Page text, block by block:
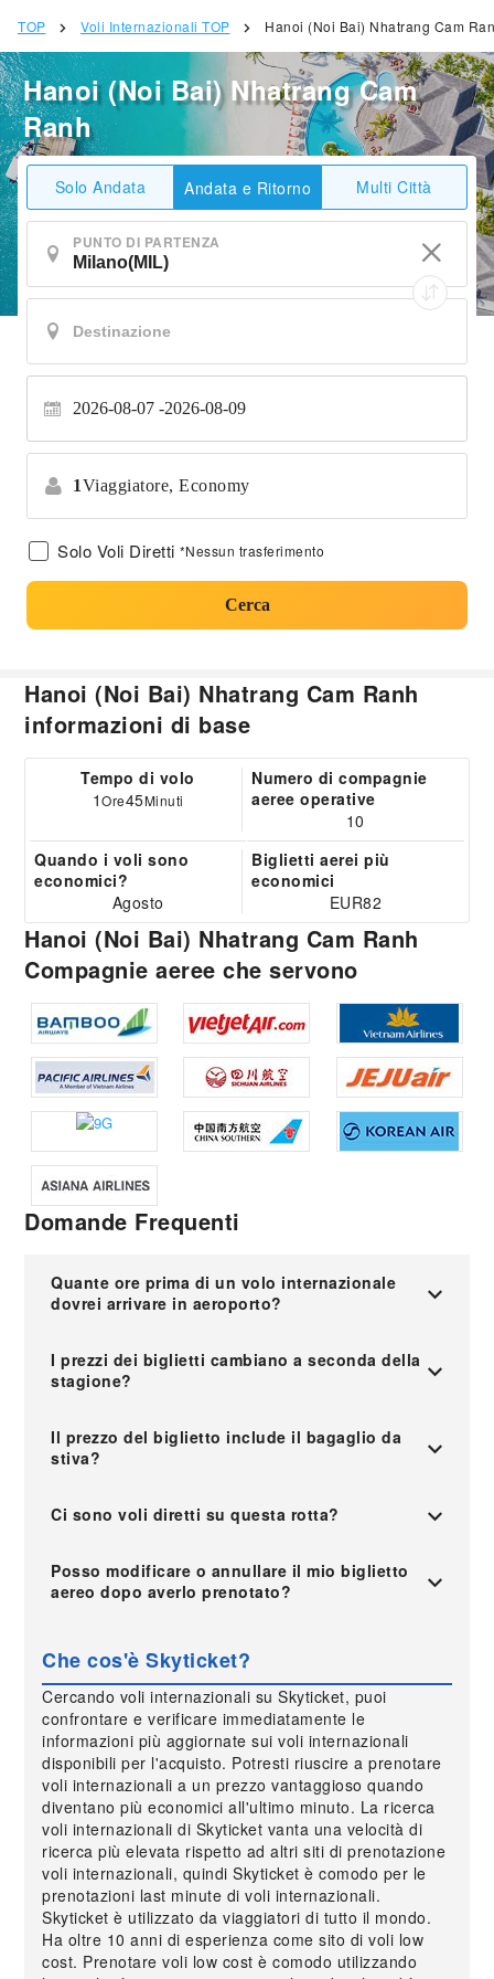
TOP Voli Internazionali TOP Hanoi (Noi Bai) Nhatrang Cam
Hanoi (Noi Bai) Nhatrang Cam
Ranh
Solo Andata Andata e Ritorno Multi Città
PUNTO DI PARTENZA
2026-08-07 2026-08-09
1Viaggiatore, Economy
Solo Voli Diretti *Nessun trasferimento
Cerca
Hanoi (Noi Bai) Nhatrang Cam Ranh
informazioni di base
Tempo di volo
1Ore45Minuti
Numero di compagnie
aeree operative
10
Quando i voli sono
economici?
Agosto
Biglietti aerei più
economici
EUR82
Hanoi (Noi Bai) Nhatrang Cam Ranh
Compagnie aeree che servono
Domande Frequenti
Quante ore prima di un volo internazionale
dovrei arrivare in aeroporto?
I prezzi dei biglietti cambiano a seconda della
stagione?
Il prezzo del biglietto include il bagaglio da
stiva?
Ci sono voli diretti su questa rotta?
Posso modificare o annullare il mio biglietto
aereo dopo averlo prenotato?
Che cos'è Skyticket?
Cercando voli internazionali su Skyticket, puoi
confrontare e verificare immediatamente le
informazioni più aggiornate sui voli internazionali
disponibili per l'acquisto. Potresti riuscire a prenotare
voli internazionali a un prezzo vantaggioso quando
diventano più economici all'ultimo minuto. La ricerca
voli internazionali di Skyticket vanta una velocità di
ricerca più elevata rispetto ad altri siti di prenotazione
voli internazionali, quindi Skyticket è comodo per le
prenotazioni last minute di voli internazionali.
Skyticket è utilizzato da viaggiatori di tutto il mondo.
Ha oltre 10 anni di esperienza come sito di voli low
cost. Prenotare voli low cost è comodo utilizzando